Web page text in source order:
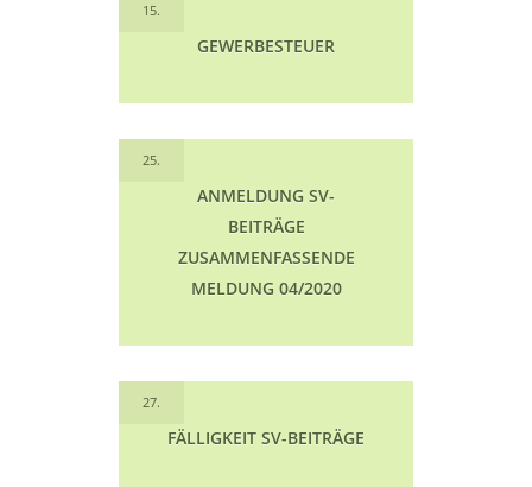
15.
GEWERBESTEUER
25.
ANMELDUNG SV-
BEITRÄGE
ZUSAMMENFASSENDE
MELDUNG 04/2020
27.
FÄLLIGKEIT SV-BEITRÄGE